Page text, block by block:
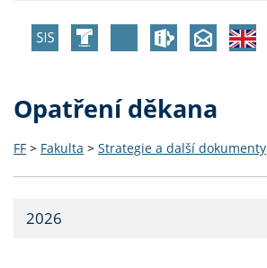
Opatření děkana
FF > Fakulta > Strategie a další dokumenty
2026